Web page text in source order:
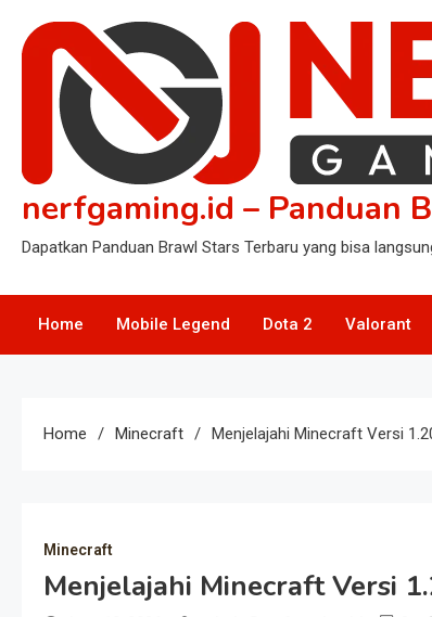
nerfgaming.id – Panduan
Dapatkan Panduan Brawl Stars Terbaru yang bisa
Home Mobile Legend Dota 2 Valorant
Home Minecraft Menjelajahi Minecraft Versi
Minecraft
Menjelajahi Minecraft Versi